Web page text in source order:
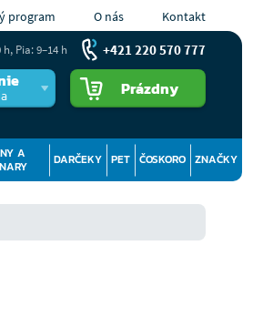
program O nás Kontakt
Prázdny
A
DARČEKY PET ČOSKORO ZNAČKY
h, Pia: 9–14 h +421 220 570 777